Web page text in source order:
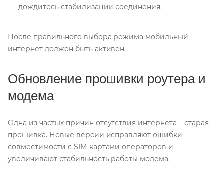
дождитесь стабилизации соединения.
После правильного выбора режима мобильный
интернет должен быть активен.
Обновление прошивки роутера и
модема
Одна из частых причин отсутствия интернета – старая
прошивка. Новые версии исправляют ошибки
совместимости с SIM-картами операторов и
увеличивают стабильность работы модема.